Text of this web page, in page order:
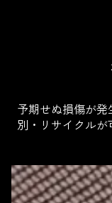
予期せぬ損傷が
別・リサイクル